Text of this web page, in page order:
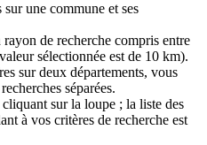
une commune et ses
de recherche compris entre
sélectionnée est de 10 km).
sur deux départements, vous
séparées.
sur la loupe ; la liste des
à vos critères de recherche est